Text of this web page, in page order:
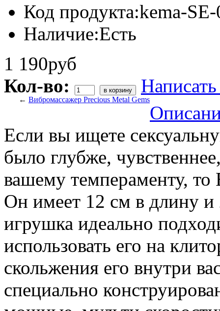
Код продукта:kema-
Наличие:Есть
1 190руб
Кол-во:
← Вибромассажер Precious Metal Gems
Если вы ищете
было глубже,
вашему темпераменту, то
Он имеет 12 см в длину и
игрушка идеально
использовать его на
скольжения его внутри
специально